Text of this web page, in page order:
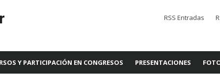
RSS Entradas
Y PARTICIPACIÓN EN CONGRESOS PRESENTACIONES